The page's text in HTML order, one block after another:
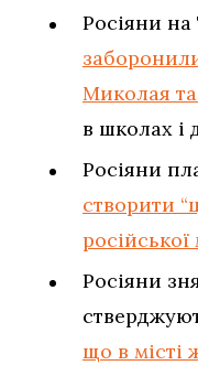
Росіяни
Миколая
в школах і
Росіяни
створити
Росіяни
що в місті